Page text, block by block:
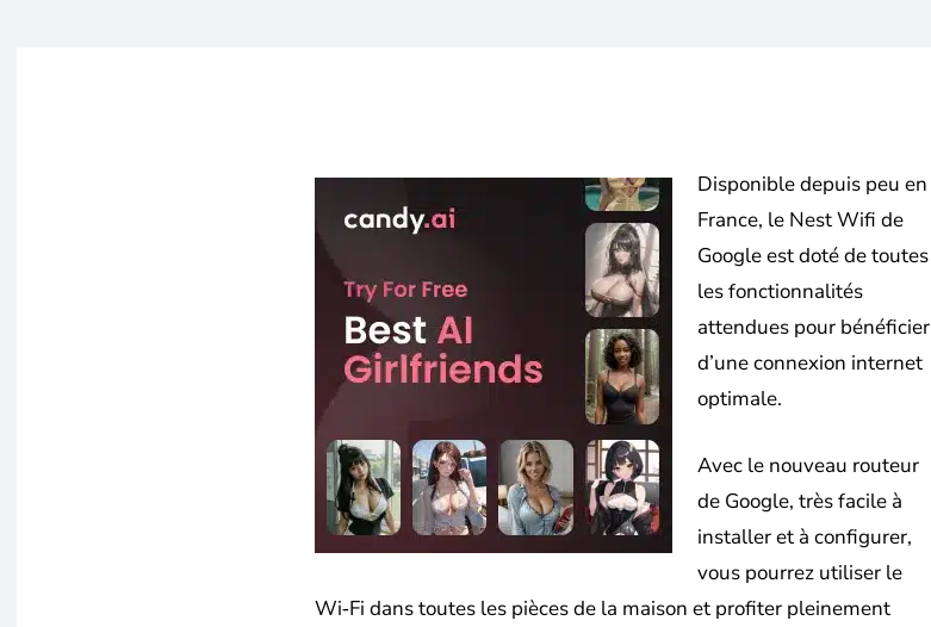
Disponible depuis peu en
France, le Nest Wifi de
Google est doté de toutes
les fonctionnalités
attendues pour bénéficier
d’une connexion internet
optimale.
Avec le nouveau routeur
de Google, très facile à
installer et à configurer,
vous pourrez utiliser le
Wi‑Fi dans toutes les pièces de la maison et profiter pleinement